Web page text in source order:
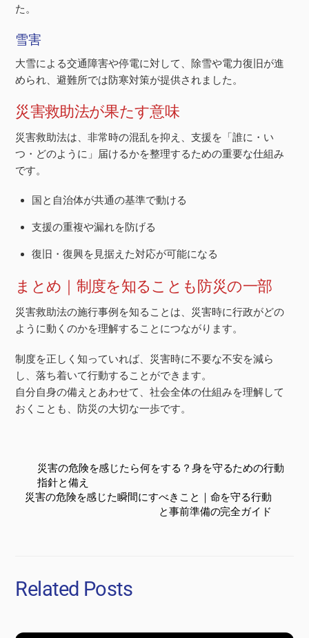
た。
雪害
大雪による交通障害や停電に対して、除雪や電力復旧が進
められ、避難所では防寒対策が提供されました。
災害救助法が果たす意味
災害救助法は、非常時の混乱を抑え、支援を「誰に・い
つ・どのように」届けるかを整理するための重要な仕組み
です。
国と自治体が共通の基準で動ける
支援の重複や漏れを防げる
復旧・復興を見据えた対応が可能になる
まとめ｜制度を知ることも防災の一部
災害救助法の施行事例を知ることは、災害時に行政がどの
ように動くのかを理解することにつながります。
制度を正しく知っていれば、災害時に不要な不安を減ら
し、落ち着いて行動することができます。
自分自身の備えとあわせて、社会全体の仕組みを理解して
おくことも、防災の大切な一歩です。
災害の危険を感じたら何をする？身を守るための行動
指針と備え
災害の危険を感じた瞬間にすべきこと｜命を守る行動
と事前準備の完全ガイド
Related Posts